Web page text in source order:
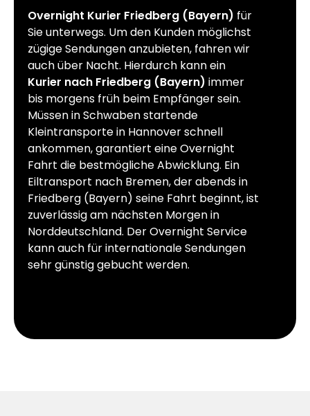
Overnight Kurier Friedberg (Bayern) für
Sie unterwegs. Um den Kunden möglichst
zügige Sendungen anzubieten, fahren wir
auch über Nacht. Hierdurch kann ein
Kurier nach Friedberg (Bayern) immer
bis morgens früh beim Empfänger sein.
Müssen in Schwaben startende
Kleintransporte in Hannover schnell
ankommen, garantiert eine Overnight
Fahrt die bestmögliche Abwicklung. Ein
Eiltransport nach Bremen, der abends in
Friedberg (Bayern) seine Fahrt beginnt, ist
zuverlässig am nächsten Morgen in
Norddeutschland. Der Overnight Service
kann auch für internationale Sendungen
sehr günstig gebucht werden.